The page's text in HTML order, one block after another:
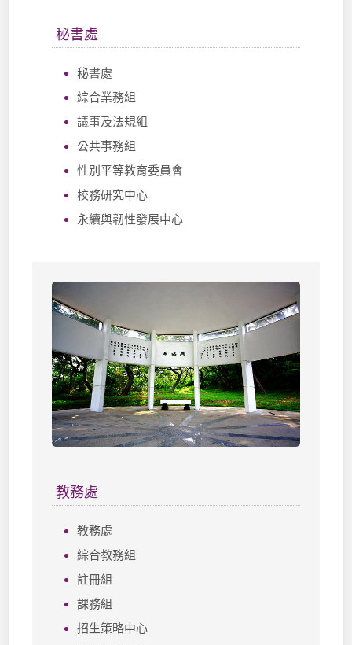
秘書處
秘書處
綜合業務組
議事及法規組
公共事務組
性別平等教育委員會
校務研究中心
永續與韌性發展中心
教務處
教務處
綜合教務組
註冊組
課務組
招生策略中心